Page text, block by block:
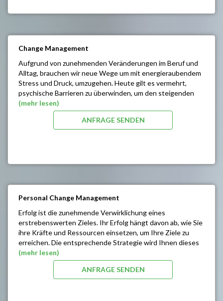
Mehr Traffic auf Ihrer Website
Change Management
Aufgrund von zunehmenden Veränderungen im Beruf und
Alltag, brauchen wir neue Wege um mit energieraubendem
Stress und Druck, umzugehen. Heute gilt es vermehrt,
psychische Barrieren zu überwinden, um den steigenden
Anforderungen an die eigene Person gerecht zu werden.
Zur Bewältigung Ihrer inneren Konflikte und zur effektiven
steuern, Eigenmotivation und Willensstärke aufbauen und
Umgang mit Veränderungen, Stress und Druck im
Alltag
Erkennen des Nutzens von geänderten
Verhaltensgewohnheiten
Führen eines Teams durch die Phasen von
Veränderungen
Konstruktiver Umgang mit Widerständen bei
Veränderungen
(mehr lesen)
ANFRAGE SENDEN
Personal Change Management
Erfolg ist die zunehmende Verwirklichung eines
erstrebenswerten Zieles. Ihr Erfolg hängt davon ab, wie Sie
ihre Kräfte und Ressourcen einsetzen, um Ihre Ziele zu
erreichen. Die entsprechende Strategie wird Ihnen dieses
Seminar vermitteln.
SEMINARINHALTE/ZIELE:
(mehr lesen)
ANFRAGE SENDEN